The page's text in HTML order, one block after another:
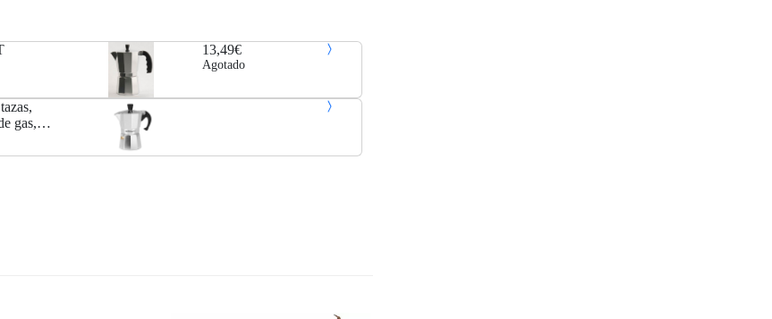
13,49€
Agotado
gas,